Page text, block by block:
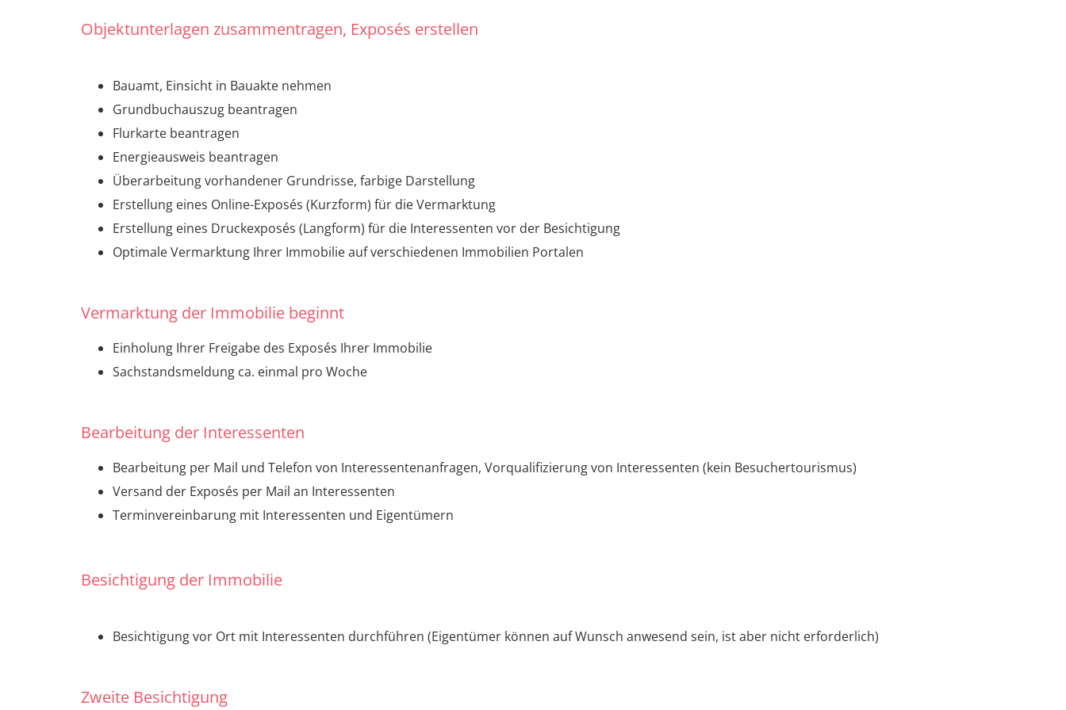
Objektunterlagen zusammentragen, Exposés erstellen
Bauamt, Einsicht in Bauakte nehmen
Grundbuchauszug beantragen
Flurkarte beantragen
Energieausweis beantragen
Überarbeitung vorhandener Grundrisse, farbige Darstellung
Erstellung eines Online-Exposés (Kurzform) für die Vermarktung
Erstellung eines Druckexposés (Langform) für die Interessenten vor der Besichtigung
Optimale Vermarktung Ihrer Immobilie auf verschiedenen Immobilien Portalen
Vermarktung der Immobilie beginnt
Einholung Ihrer Freigabe des Exposés Ihrer Immobilie
Sachstandsmeldung ca. einmal pro Woche
Bearbeitung der Interessenten
Bearbeitung per Mail und Telefon von Interessentenanfragen, Vorqualifizierung von Interessenten (kein Besuchertourismus)
Versand der Exposés per Mail an Interessenten
Terminvereinbarung mit Interessenten und Eigentümern
Besichtigung der Immobilie
Besichtigung vor Ort mit Interessenten durchführen (Eigentümer können auf Wunsch anwesend sein, ist aber nicht erforderlich)
Zweite Besichtigung